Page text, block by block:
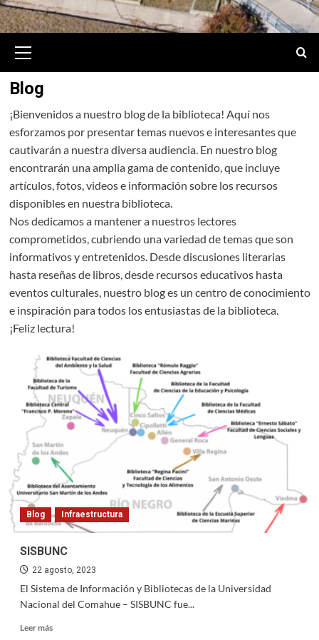
Menu
Blog
¡Bienvenidos a nuestro blog de la biblioteca! Aquí nos
esforzamos por presentar temas nuevos e interesantes que
cautivarán a nuestra diversa audiencia. En nuestro blog
encontrarán una amplia gama de contenido, que incluye
artículos, fotos, videos e información sobre los recursos
disponibles en nuestra biblioteca.
Nos dedicamos a mantener a nuestros lectores
comprometidos, cubriendo una variedad de temas que son
informativos y entretenidos. Desde discusiones literarias
hasta reseñas de libros, desde recursos educativos hasta
eventos culturales, nuestro blog es un centro de conocimiento
e inspiración para todos los entusiastas de la biblioteca.
¡Feliz lectura!
Blog Infraestructura
SISBUNC
22 agosto, 2023
El Sistema de Información y Bibliotecas de la Universidad
Nacional del Comahue – SISBUNC fue...
Leer másRead